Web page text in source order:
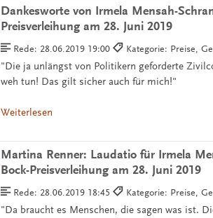
Dankesworte von Irmela Mensah-
Preisverleihung am 28. Juni 2019
Rede: 28.06.2019 19:00 Kategorie: Preise,
"Die ja unlängst von Politikern geforderte
weh tun! Das gilt sicher auch für mich!"
Weiterlesen
Martina Renner: Laudatio für Irmela
Bock-Preisverleihung am 28. Juni 2019
Rede: 28.06.2019 18:45 Kategorie: Preise,
"Da braucht es Menschen, die sagen was ist.